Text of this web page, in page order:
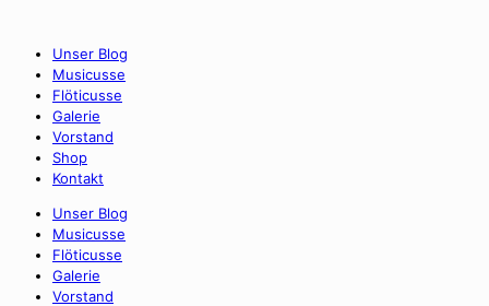
Unser Blog
Musicusse
Flöticusse
Galerie
Vorstand
Shop
Kontakt
Unser Blog
Musicusse
Flöticusse
Galerie
Vorstand